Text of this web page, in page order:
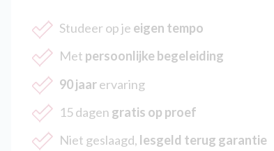
Studeer op je eigen tempo
Met persoonlijke begeleiding
90 jaarervaring
15 dagen gratis op proef
Niet geslaagd, lesgeld terug garantie